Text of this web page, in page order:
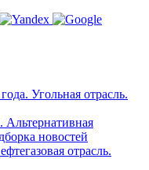
Угольная отрасль.
Альтернативная
новостей
отрасль.